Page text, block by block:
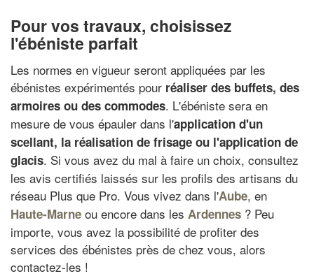
Pour vos travaux, choisissez
l'ébéniste parfait
Les normes en vigueur seront appliquées par les
ébénistes expérimentés pour réaliser des buffets, des
armoires ou des commodes. L'ébéniste sera en
mesure de vous épauler dans l'application d'un
scellant, la réalisation de frisage ou l'application de
glacis. Si vous avez du mal à faire un choix, consultez
les avis certifiés laissés sur les profils des artisans du
réseau Plus que Pro. Vous vivez dans l'Aube, en
Haute-Marne ou encore dans les Ardennes ? Peu
importe, vous avez la possibilité de profiter des
services des ébénistes près de chez vous, alors
contactez-les !